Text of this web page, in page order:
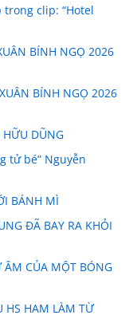
clip: “Hotel
BÍNH NGỌ 2026
BÍNH NGỌ 2026
HỮU DŨNG
tử bé” Nguyễn
BÁNH MÌ
ĐÃ BAY RA KHỎI
ÂM CỦA MỘT BÓNG
HS HAM LÀM TỪ